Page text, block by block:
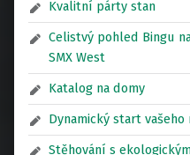
Kvalitní párty stan
Celistvý pohled Bingu
SMX West
Katalog na domy
Dynamický start vašeho
Stěhování s